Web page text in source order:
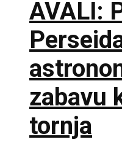
AVALI:
zabavu
tornja